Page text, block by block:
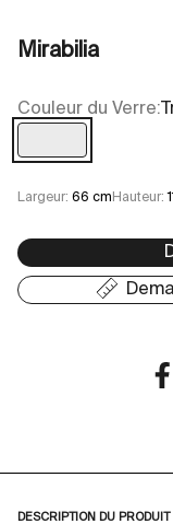
Mirabilia
Couleur du Verre:
Transparent
Largeur: 66 cm Hauteur:
DESCRIPTION DU PRODUIT